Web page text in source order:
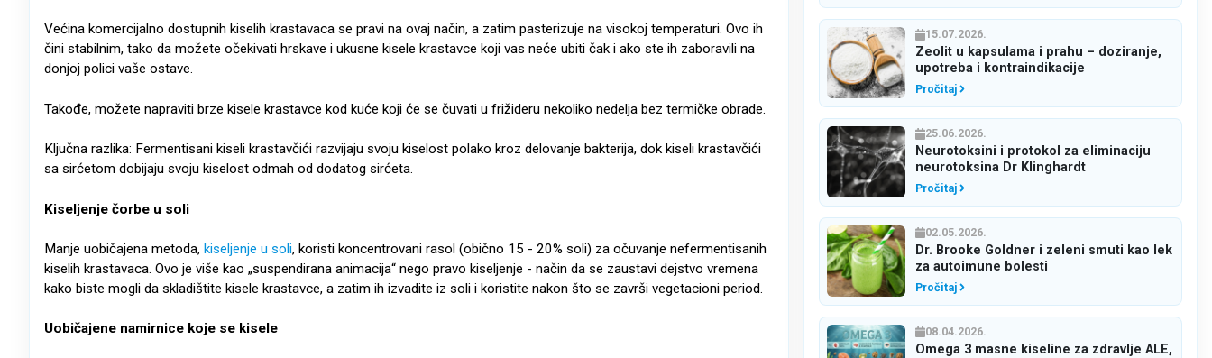
Većina komercijalno dostupnih kiselih krastavaca se pravi na ovaj način, a zatim pasterizuje na visokoj temperaturi. Ovo ih
čini stabilnim, tako da možete očekivati hrskave i ukusne kisele krastavce koji vas neće ubiti čak i ako ste ih zaboravili na
donjoj polici vaše ostave.
Takođe, možete napraviti brze kisele krastavce kod kuće koji će se čuvati u frižideru nekoliko nedelja bez termičke obrade.
Ključna razlika: Fermentisani kiseli krastavčići razvijaju svoju kiselost polako kroz delovanje bakterija, dok kiseli krastavčići
sa sirćetom dobijaju svoju kiselost odmah od dodatog sirćeta.
Kiseljenje čorbe u soli
Manje uobičajena metoda, kiseljenje u soli, koristi koncentrovani rasol (obično 15 - 20% soli) za očuvanje nefermentisanih
kiselih krastavaca. Ovo je više kao „suspendirana animacija“ nego pravo kiseljenje - način da se zaustavi dejstvo vremena
kako biste mogli da skladištite kisele krastavce, a zatim ih izvadite iz soli i koristite nakon što se završi vegetacioni period.
Uobičajene namirnice koje se kisele
15.07.2026.
Zeolit u kapsulama i prahu – doziranje,
upotreba i kontraindikacije
Pročitaj
25.06.2026.
Neurotoksini i protokol za eliminaciju
neurotoksina Dr Klinghardt
Pročitaj
02.05.2026.
Dr. Brooke Goldner i zeleni smuti kao lek
za autoimune bolesti
Pročitaj
08.04.2026.
Omega 3 masne kiseline za zdravlje ALE,